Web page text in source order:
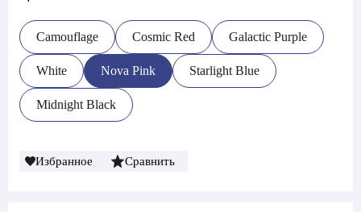
Camouflage Cosmic Red Galactic Purple
White Nova Pink Starlight Blue
Midnight Black
Избранное Сравнить